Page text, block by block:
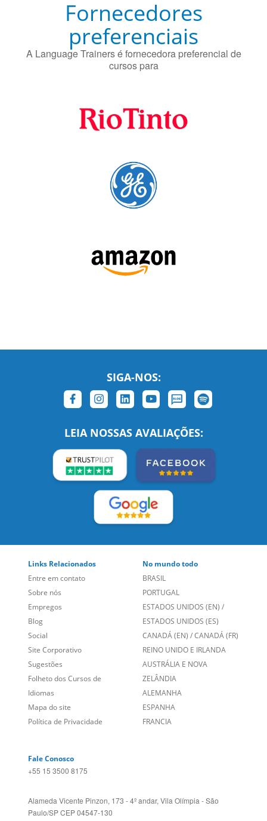
Fornecedores
preferenciais
A Language Trainers é fornecedora preferencial de
SIGA-NOS:
LEIA NOSSAS AVALIAÇÕES:
Links Relacionados
Entre em contato
Sobre nós
Empregos
Blog
Social
Site Corporativo
Sugestões
Folheto dos Cursos de
Idiomas
Mapa do site
No mundo todo
BRASIL
PORTUGAL
ESTADOS UNIDOS (EN)
ESTADOS UNIDOS (ES)
CANADÁ (EN) / CANADÁ (FR)
REINO UNIDO E IRLANDA
AUSTRÁLIA E NOVA
ZELÂNDIA
ALEMANHA
ESPANHA
Fale Conosco
Alameda Vicente Pinzon, 173 - 4º andar, Vila Olímpia - São